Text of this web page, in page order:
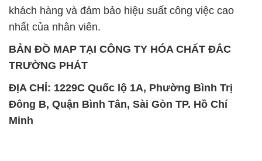
ĐỊA CHỈ: 1229C Quốc lộ 1A, Phường Bình Trị
Đông B, Quận Bình Tân, Sài Gòn TP. Hồ Chí
Minh